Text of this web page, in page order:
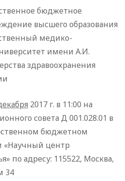
бюджетное
высшего образования
медико-
имени А.И.
здравоохранения
2017 г. в 11:00 на
совета Д 001.028.01 в
бюджетном
«Научный центр
по адресу: 115522, Москва,
34